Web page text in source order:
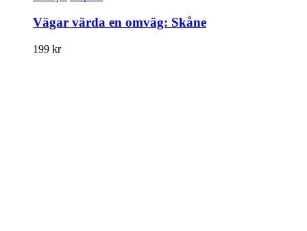
Vägar värda en omväg: Skåne
199 kr